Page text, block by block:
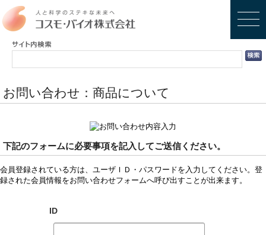
お問い合わせ：商品について
下記のフォームに必要事項を記入してご送信ください。
会員登録されている方は、ユーザＩＤ・パスワードを入力してください。登
録された会員情報をお問い合わせフォームへ呼び出すことが出来ます。
ID